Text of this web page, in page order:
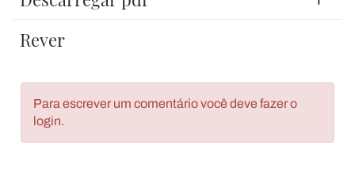
Rever
Para escrever um comentário você deve fazer o
login.